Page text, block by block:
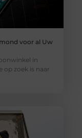
voor al Uw
in
op zoek is naar